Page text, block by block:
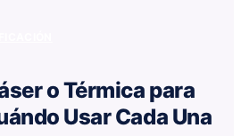
o Térmica para
Usar Cada Una